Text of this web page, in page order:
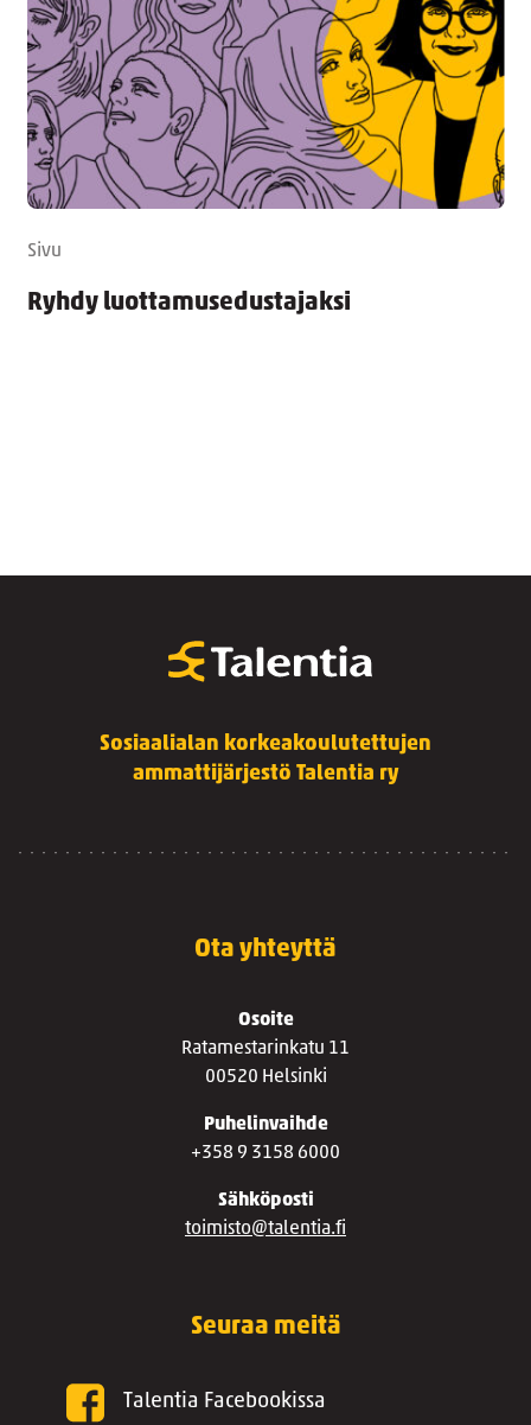
Sivu
Ryhdy luottamusedustajaksi
Sosiaalialan korkeakoulutettujen
ammattijärjestö Talentia ry
Ota yhteyttä
Osoite
Ratamestarinkatu 11
00520 Helsinki
Puhelinvaihde
+358 9 3158 6000
Sähköposti
toimisto@talentia.fi
Seuraa meitä
Talentia Facebookissa